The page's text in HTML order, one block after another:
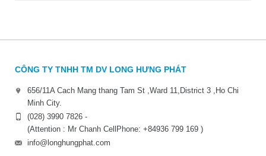
CÔNG TY TNHH TM DV LONG HƯNG PHÁT
656/11A Cach Mang thang Tam St ,Ward 11,District 3 ,Ho Chi
Minh City.
(028) 3990 7826 -
(Attention : Mr Chanh CellPhone: +84936 799 169 )
info@longhungphat.com